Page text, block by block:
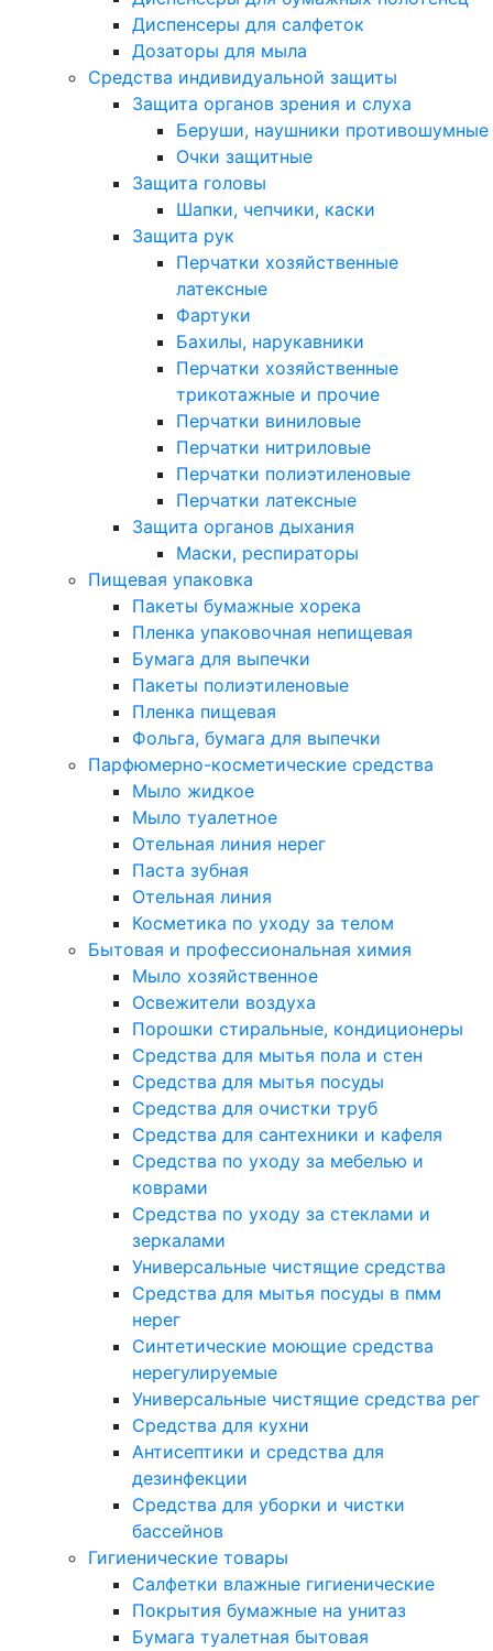
Диспенсеры для салфеток
Дозаторы для мыла
Средства индивидуальной защиты
Защита органов зрения и слуха
Беруши, наушники противошумные
Очки защитные
Защита головы
Шапки, чепчики, каски
Защита рук
Перчатки хозяйственные
латексные
Фартуки
Бахилы, нарукавники
Перчатки хозяйственные
трикотажные и прочие
Перчатки виниловые
Перчатки нитриловые
Перчатки полиэтиленовые
Перчатки латексные
Защита органов дыхания
Маски, респираторы
Пищевая упаковка
Пакеты бумажные хорека
Пленка упаковочная непищевая
Бумага для выпечки
Пакеты полиэтиленовые
Пленка пищевая
Фольга, бумага для выпечки
Парфюмерно-косметические средства
Мыло жидкое
Мыло туалетное
Отельная линия нерег
Паста зубная
Отельная линия
Косметика по уходу за телом
Бытовая и профессиональная химия
Мыло хозяйственное
Освежители воздуха
Порошки стиральные, кондиционеры
Средства для мытья пола и стен
Средства для мытья посуды
Средства для очистки труб
Средства для сантехники и кафеля
Средства по уходу за мебелью и
коврами
Средства по уходу за стеклами и
зеркалами
Универсальные чистящие средства
Средства для мытья посуды в пмм
нерег
Синтетические моющие средства
нерегулируемые
Универсальные чистящие средства рег
Средства для кухни
Антисептики и средства для
дезинфекции
Средства для уборки и чистки
бассейнов
Гигиенические товары
Салфетки влажные гигиенические
Покрытия бумажные на унитаз
Бумага туалетная бытовая